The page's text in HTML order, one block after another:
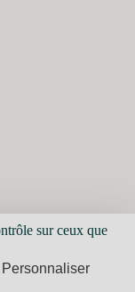
sur ceux que
Personnaliser